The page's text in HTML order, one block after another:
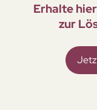
Erhalte
zur